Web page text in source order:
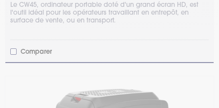
Le CW45, ordinateur portable doté d'un grand écran HD, est
l'outil idéal pour les opérateurs travaillant en entrepôt, en
surface de vente, ou en transport.
Comparer